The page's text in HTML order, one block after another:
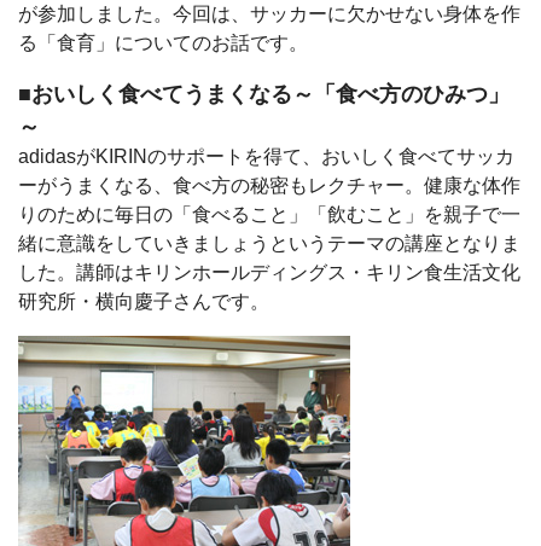
が参加しました。今回は、サッカーに欠かせない身体を作
る「食育」についてのお話です。
■おいしく食べてうまくなる～「食べ方のひみつ」
～
adidasがKIRINのサポートを得て、おいしく食べてサッカ
ーがうまくなる、食べ方の秘密もレクチャー。健康な体作
りのために毎日の「食べること」「飲むこと」を親子で一
緒に意識をしていきましょうというテーマの講座となりま
した。講師はキリンホールディングス・キリン食生活文化
研究所・横向慶子さんです。